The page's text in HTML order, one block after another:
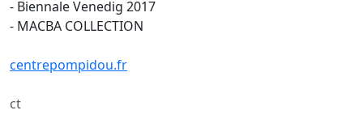
- Biennale Venedig 2017
- MACBA COLLECTION
centrepompidou.fr
ct